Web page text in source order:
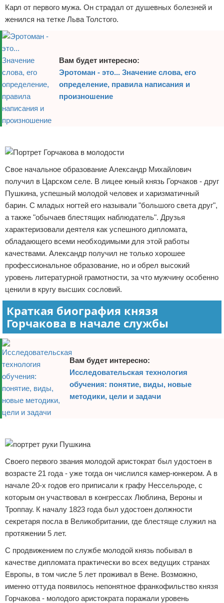
Карл от первого мужа. Он страдал от душевных болезней и
женился на тетке Льва Толстого.
Вам будет интересно:
Эротоман - это... Значение слова, его
определение, правила написания и
произношение
Свое начальное образование Александр Михайлович
получил в Царском селе. В лицее юный князь Горчаков - друг
Пушкина, успешный молодой человек и харизматичный
барин. С младых ногтей его называли "большого света друг",
а также "обычаев блестящих наблюдатель". Друзья
характеризовали деятеля как успешного дипломата,
обладающего всеми необходимыми для этой работы
качествами. Александр получил не только хорошее
профессиональное образование, но и обрел высокий
уровень литературной грамотности, за что мужчину особенно
ценили в кругу высших сословий.
Краткая биография князя
Горчакова в начале службы
Вам будет интересно:
Исследовательская технология
обучения: понятие, виды, новые
методики, цели и задачи
Своего первого звания молодой аристократ был удостоен в
возрасте 21 года - уже тогда он числился камер-юнкером. А в
начале 20-х годов его приписали к графу Нессельроде, с
которым он участвовал в конгрессах Люблина, Вероны и
Троппау. К началу 1823 года был удостоен должности
секретаря посла в Великобритании, где блестяще служил на
протяжении 5 лет.
С продвижением по службе молодой князь побывал в
качестве дипломата практически во всех ведущих странах
Европы, в том числе 5 лет проживал в Вене. Возможно,
именно оттуда появилось непонятное франкофильство князя
Горчакова - молодого аристократа поражали уровень